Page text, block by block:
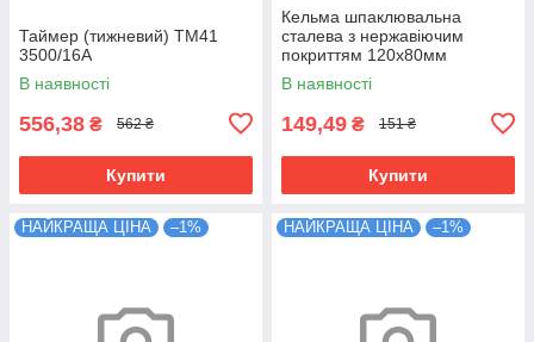
Таймер (тижневий) ТМ41
3500/16А
В наявності
556,38 ₴ 562 ₴
Купити
Кельма шпаклювальна
сталева з нержавіючим
покриттям 120х80мм
В наявності
149,49 ₴ 151 ₴
Купити
НАЙКРАЩА ЦІНА –1% НАЙКРАЩА ЦІНА –1%